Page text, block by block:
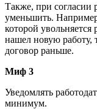
Также, при согласии
уменьшить.
которой
нашел новую работу,
договор раньше.
Миф 3
Уведомлять
минимум.